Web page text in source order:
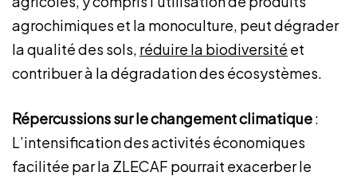
agrochimiques et la monoculture, peut dégrader
la qualité des sols, réduire la biodiversité et
contribuer à la dégradation des écosystèmes.
Répercussions sur le changement climatique:
L’intensification des activités économiques
facilitée par la ZLECAF pourrait exacerber le